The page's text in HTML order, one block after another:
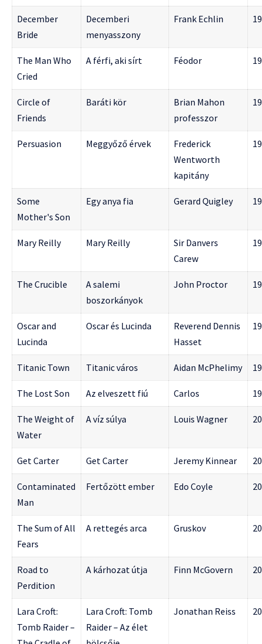
December
Bride
Decemberi
menyasszony
Frank Echlin
The Man Who
Cried
A férfi, aki sírt Féodor
Circle of
Friends
Baráti kör
Brian Mahon
professzor
Persuasion Meggyőző érvek
Frederick
Wentworth
kapitány
Some
Mother's Son
Egy anya fia Gerard Quigley
Mary Reilly Mary Reilly
Sir Danvers
Carew
The Crucible
A salemi
boszorkányok
John Proctor
Oscar and
Lucinda
Oscar és Lucinda
Reverend Dennis
Hasset
Titanic Town Titanic város Aidan McPhelimy
The Lost Son Az elveszett fiú Carlos
The Weight of
Water
A víz súlya Louis Wagner
Get Carter Get Carter Jeremy Kinnear
Contaminated
Man
Fertőzött ember Edo Coyle
The Sum of All
Fears
A rettegés arca Gruskov
Road to
Perdition
A kárhozat útja Finn McGovern
Lara Croft:
Tomb Raider –
Lara Croft: Tomb
Raider – Az élet
Jonathan Reiss